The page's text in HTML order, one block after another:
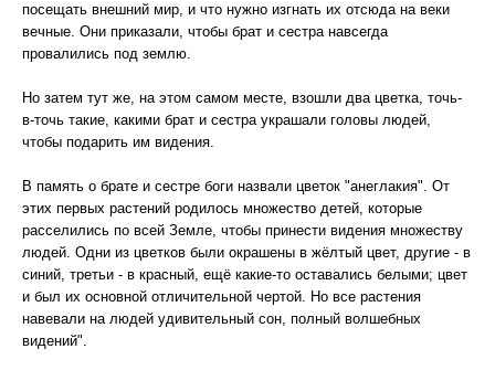
посещать внешний мир, и что нужно изгнать их отсюда на веки
вечные. Они приказали, чтобы брат и сестра навсегда
провалились под землю.
Но затем тут же, на этом самом месте, взошли два цветка, точь-
в-точь такие, какими брат и сестра украшали головы людей,
чтобы подарить им видения.
В память о брате и сестре боги назвали цветок "анеглакия". От
этих первых растений родилось множество детей, которые
расселились по всей Земле, чтобы принести видения множеству
людей. Одни из цветков были окрашены в жёлтый цвет, другие - в
синий, третьи - в красный, ещё какие-то оставались белыми; цвет
и был их основной отличительной чертой. Но все растения
навевали на людей удивительный сон, полный волшебных
видений".